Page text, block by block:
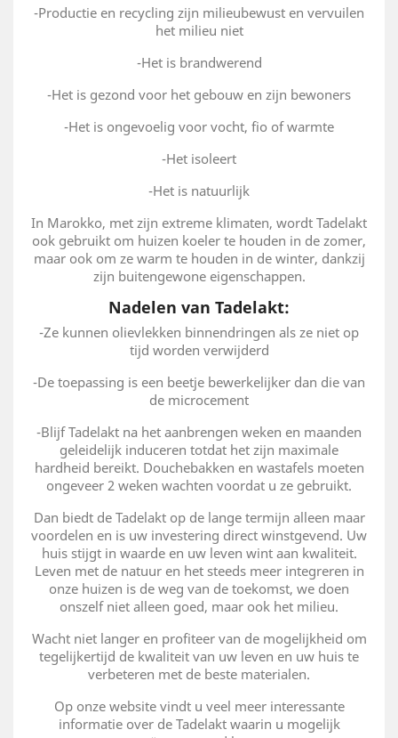
-Productie en recycling zijn milieubewust en vervuilen
het milieu niet
-Het is brandwerend
-Het is gezond voor het gebouw en zijn bewoners
-Het is ongevoelig voor vocht, fio of warmte
-Het isoleert
-Het is natuurlijk
In Marokko, met zijn extreme klimaten, wordt Tadelakt
ook gebruikt om huizen koeler te houden in de zomer,
maar ook om ze warm te houden in de winter, dankzij
zijn buitengewone eigenschappen.
Nadelen van Tadelakt:
-Ze kunnen olievlekken binnendringen als ze niet op
tijd worden verwijderd
-De toepassing is een beetje bewerkelijker dan die van
de microcement
-Blijf Tadelakt na het aanbrengen weken en maanden
geleidelijk induceren totdat het zijn maximale
hardheid bereikt. Douchebakken en wastafels moeten
ongeveer 2 weken wachten voordat u ze gebruikt.
Dan biedt de Tadelakt op de lange termijn alleen maar
voordelen en is uw investering direct winstgevend. Uw
huis stijgt in waarde en uw leven wint aan kwaliteit.
Leven met de natuur en het steeds meer integreren in
onze huizen is de weg van de toekomst, we doen
onszelf niet alleen goed, maar ook het milieu.
Wacht niet langer en profiteer van de mogelijkheid om
tegelijkertijd de kwaliteit van uw leven en uw huis te
verbeteren met de beste materialen.
Op onze website vindt u veel meer interessante
informatie over de Tadelakt waarin u mogelijk